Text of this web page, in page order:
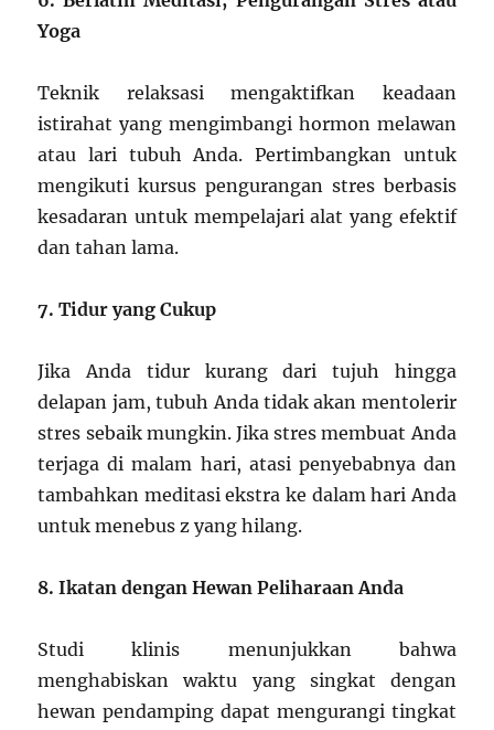
Yoga
Teknik relaksasi mengaktifkan keadaan
istirahat yang mengimbangi hormon melawan
atau lari tubuh Anda. Pertimbangkan untuk
mengikuti kursus pengurangan stres berbasis
kesadaran untuk mempelajari alat yang efektif
dan tahan lama.
7. Tidur yang Cukup
Jika Anda tidur kurang dari tujuh hingga
delapan jam, tubuh Anda tidak akan mentolerir
stres sebaik mungkin. Jika stres membuat Anda
terjaga di malam hari, atasi penyebabnya dan
tambahkan meditasi ekstra ke dalam hari Anda
untuk menebus z yang hilang.
8. Ikatan dengan Hewan Peliharaan Anda
Studi klinis menunjukkan bahwa
menghabiskan waktu yang singkat dengan
hewan pendamping dapat mengurangi tingkat